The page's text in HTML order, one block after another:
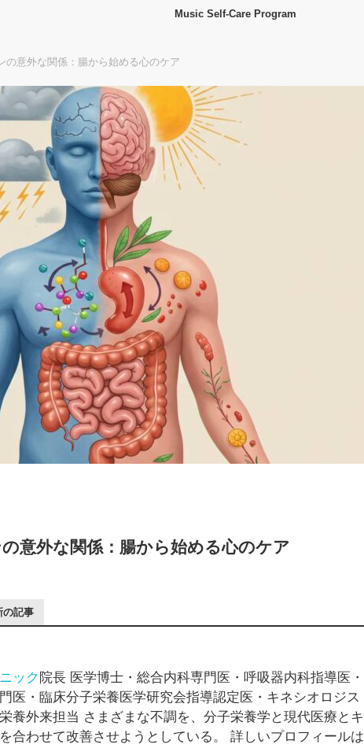
Music Self-Care Program
の意外な関係：腸から始める心のケア
意外な関係：腸から始める心のケア
の記事
ック 院長 医学博士・総合内科専門医・呼吸器内科指導医・
医・臨床分子栄養医学研究会指導認定医・キネシオロジス
養外来担当 さまざまな不調を、分子栄養学と現代医療とキ
合わせて改善させようとしている。 詳しいプロフィールは